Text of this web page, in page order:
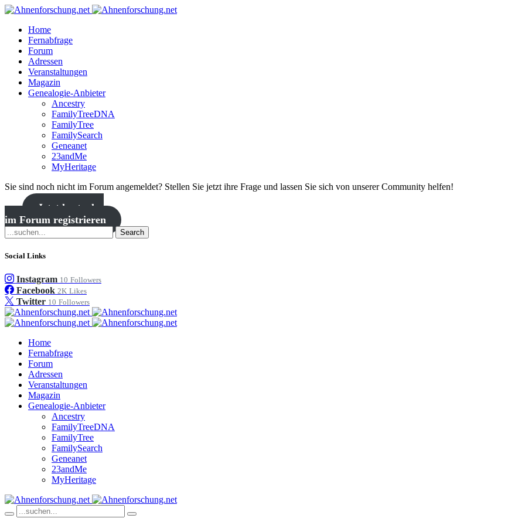
Home
Fernabfrage
Forum
Adressen
Veranstaltungen
Magazin
Genealogie-Anbieter
Ancestry
FamilyTreeDNA
FamilyTree
FamilySearch
Geneanet
23andMe
MyHeritage
Sie sind noch nicht im Forum angemeldet? Stellen Sie jetzt ihre Frage und lassen Sie sich von unserer Community helfen!
Jetzt kostenlos
im Forum registrieren
Search
Social Links
Instagram 10 Followers
Facebook 2K Likes
Twitter 10 Followers
Home
Fernabfrage
Forum
Adressen
Veranstaltungen
Magazin
Genealogie-Anbieter
Ancestry
FamilyTreeDNA
FamilyTree
FamilySearch
Geneanet
23andMe
MyHeritage